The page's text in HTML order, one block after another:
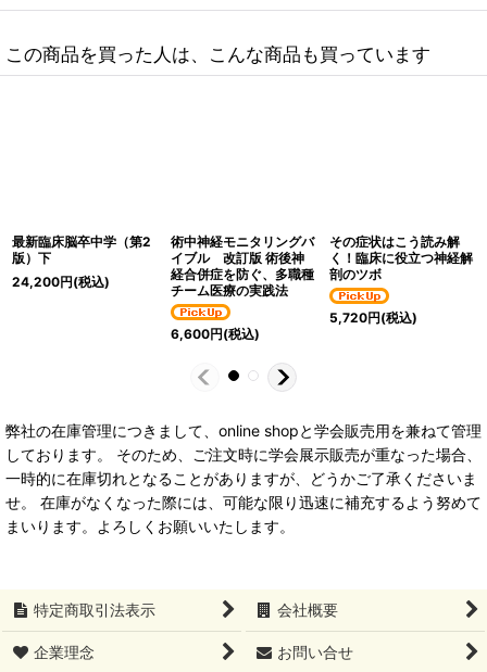
この商品を買った人は、こんな商品も買っています
最新臨床脳卒中学（第2
版）下
24,200円(税込)
術中神経モニタリングバ
イブル 改訂版 術後神
経合併症を防ぐ、多職種
チーム医療の実践法
6,600円(税込)
その症状はこう読み解
く！臨床に役立つ神経解
剖のツボ
5,720円(税込)
弊社の在庫管理につきまして、online shopと学会販売用を兼ねて管理
しております。 そのため、ご注文時に学会展示販売が重なった場合、
一時的に在庫切れとなることがありますが、どうかご了承くださいま
せ。 在庫がなくなった際には、可能な限り迅速に補充するよう努めて
まいります。よろしくお願いいたします。
特定商取引法表示 会社概要
企業理念 お問い合せ